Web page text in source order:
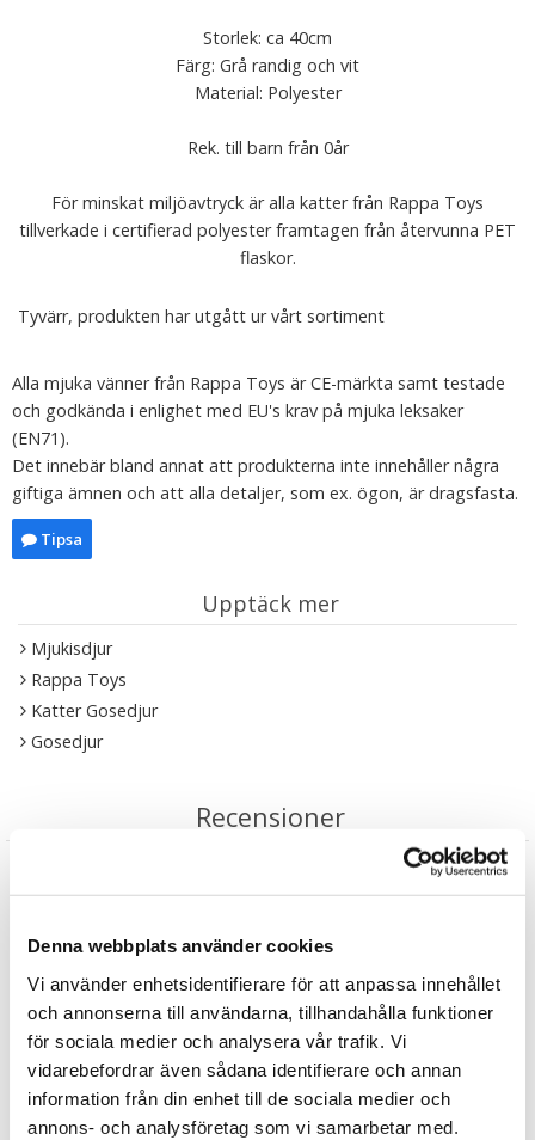
Denna webbplats använder cookies
Vi använder enhetsidentifierare för att anpassa innehållet
och annonserna till användarna, tillhandahålla funktioner
för sociala medier och analysera vår trafik. Vi
vidarebefordrar även sådana identifierare och annan
information från din enhet till de sociala medier och
annons- och analysföretag som vi samarbetar med.
Storlek: ca 40cm
Färg: Grå randig och vit
Material: Polyester
Rek. till barn från 0år
För minskat miljöavtryck är alla katter från Rappa Toys
tillverkade i certifierad polyester framtagen från återvunna PET
flaskor.
Tyvärr, produkten har utgått ur vårt sortiment
Alla mjuka vänner från Rappa Toys är CE-märkta samt testade
och godkända i enlighet med EU's krav på mjuka leksaker
(EN71).
Det innebär bland annat att produkterna inte innehåller några
giftiga ämnen och att alla detaljer, som ex. ögon, är dragsfasta.
Tipsa
Upptäck mer
Mjukisdjur
Rappa Toys
Katter Gosedjur
Gosedjur
Recensioner
Andra köpte också
4 varianter 4 varianter